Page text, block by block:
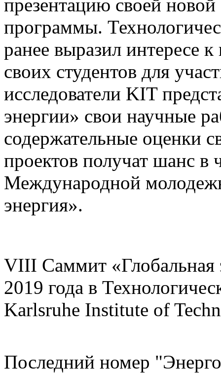
презентацию своей
программы.
ранее выразил интересе
своих студентов для
исследователи KIT
энергии» свои научные
содержательные оценки
проектов получат шанс в
Международной
энергия».
VIII Саммит «Глобальная
2019 года в
Karlsruhe Institute of
Последний номер